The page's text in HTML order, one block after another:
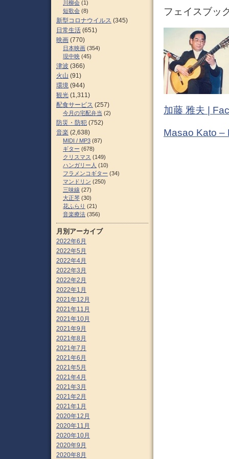
フェイスブッ
加藤 雅夫 |
Masao Kato –
川柳会 (1)
短歌会 (8)
新型コロナウイルス (345)
日常生活 (651)
映画 (770)
日本映画 (354)
現中映 (45)
津波 (366)
火山 (91)
環境 (944)
観光 (1,311)
配食サービス (257)
今月の宅配弁当 (2)
防災・防犯 (752)
音楽 (2,638)
MIDI / MP3 (87)
ギター (678)
クリスマス (149)
ハンガリー人 (10)
フラメンコギター (34)
マンドリン (250)
三味線 (27)
大正琴 (30)
花ふらり (21)
音楽療法 (356)
月別アーカイブ
2022年6月
2022年5月
2022年4月
2022年3月
2022年2月
2022年1月
2021年12月
2021年11月
2021年10月
2021年9月
2021年8月
2021年7月
2021年6月
2021年5月
2021年4月
2021年3月
2021年2月
2021年1月
2020年12月
2020年11月
2020年10月
2020年9月
2020年8月